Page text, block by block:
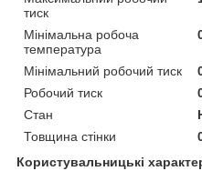
тиск
Мінімальна робоча
температура
Мінімальний робочий тиск
Робочий тиск
Стан
Товщина стінки
Користувальницькі